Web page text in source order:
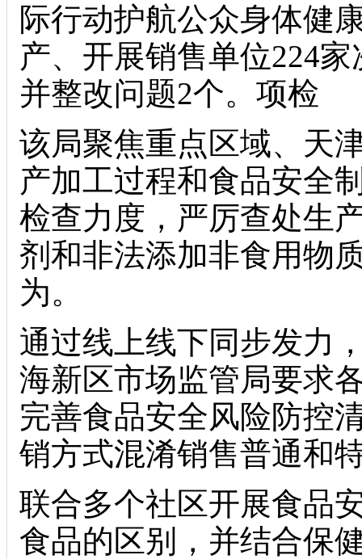
际行动护航公众身体健
产、开展销售单位224
并整改问题2个。项检
该局聚焦重点区域、天
产加工过程和食品安全
检查力度，严厉查处生
剂和非法添加非食用物
为。
通过线上线下同步发力
海新区市场监管局要求
完善食品安全风险防控
销方式混淆销售普通和
联合多个社区开展食品
食品的区别，并结合保